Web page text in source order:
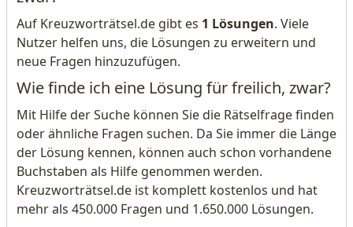
Auf Kreuzworträtsel.de gibt es 1 Lösungen. Viele
Nutzer helfen uns, die Lösungen zu erweitern und
neue Fragen hinzuzufügen.
Wie finde ich eine Lösung für freilich, zwar?
Mit Hilfe der Suche können Sie die Rätselfrage finden
oder ähnliche Fragen suchen. Da Sie immer die Länge
der Lösung kennen, können auch schon vorhandene
Buchstaben als Hilfe genommen werden.
Kreuzworträtsel.de ist komplett kostenlos und hat
mehr als 450.000 Fragen und 1.650.000 Lösungen.